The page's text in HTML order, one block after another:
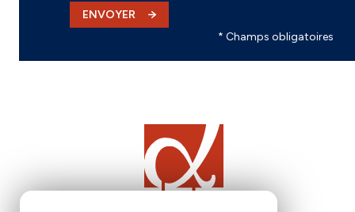
ENVOYER
* Champs obligatoires